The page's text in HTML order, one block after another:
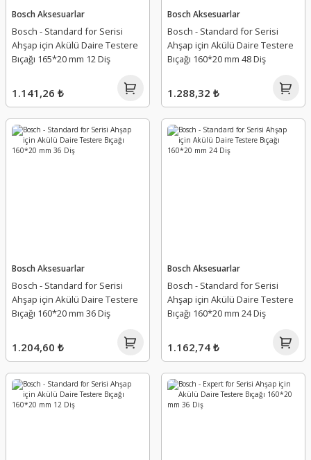
Bosch Aksesuarlar
Bosch - Standard for Serisi
Ahşap için Akülü Daire Testere
Bıçağı 165*20 mm 12 Diş
1.141,26 ₺
Bosch Aksesuarlar
Bosch - Standard for Serisi
Ahşap için Akülü Daire Testere
Bıçağı 160*20 mm 48 Diş
1.288,32 ₺
Bosch Aksesuarlar
Bosch - Standard for Serisi
Ahşap için Akülü Daire Testere
Bıçağı 160*20 mm 36 Diş
1.204,60 ₺
Bosch Aksesuarlar
Bosch - Standard for Serisi
Ahşap için Akülü Daire Testere
Bıçağı 160*20 mm 24 Diş
1.162,74 ₺